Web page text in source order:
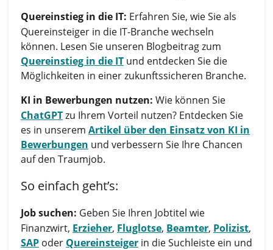
Quereinstieg in die IT: Erfahren Sie, wie Sie als
Quereinsteiger in die IT-Branche wechseln
können. Lesen Sie unseren Blogbeitrag zum
Quereinstieg in die IT und entdecken Sie die
Möglichkeiten in einer zukunftssicheren Branche.
KI in Bewerbungen nutzen: Wie können Sie
ChatGPTzu Ihrem Vorteil nutzen? Entdecken Sie
es in unserem Artikel über den Einsatz von KI in
Bewerbungen und verbessern Sie Ihre Chancen
auf den Traumjob.
So einfach geht’s:
Job suchen: Geben Sie Ihren Jobtitel wie
Finanzwirt, Erzieher, Fluglotse, Beamter, Polizist,
SAP oder Quereinsteiger in die Suchleiste ein und